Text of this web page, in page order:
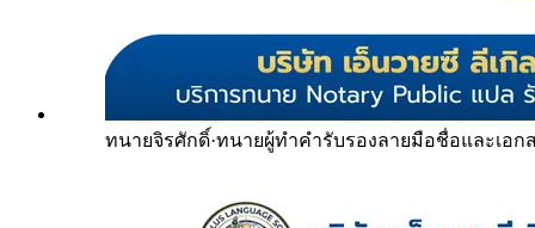
ทนายจิรศักดิ์·ทนายผู้ทำคำรับรองลายมือชื่อและเอก